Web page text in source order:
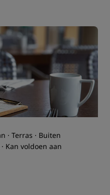
· Terras · Buiten
Kan voldoen aan